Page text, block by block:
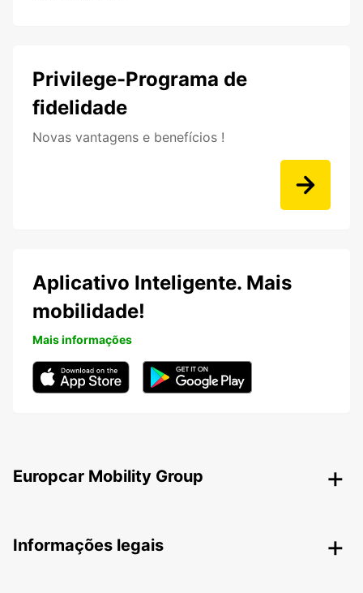
Privilege-Programa de
fidelidade
Novas vantagens e benefícios !
Aplicativo Inteligente. Mais
mobilidade!
Mais informações
Europcar Mobility Group
Informações legais